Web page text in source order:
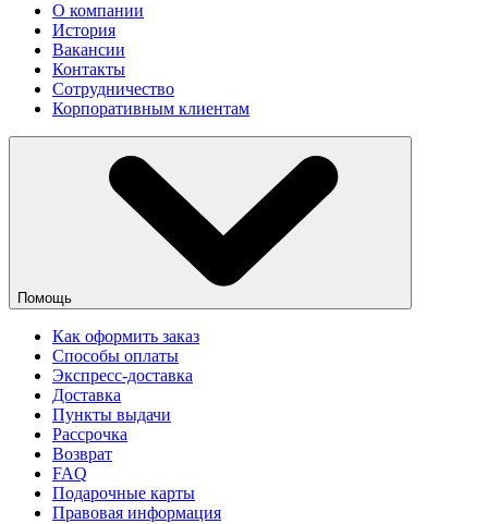
О компании
История
Вакансии
Контакты
Сотрудничество
Корпоративным клиентам
Помощь
Как оформить заказ
Способы оплаты
Экспресс-доставка
Доставка
Пункты выдачи
Рассрочка
Возврат
FAQ
Подарочные карты
Правовая информация